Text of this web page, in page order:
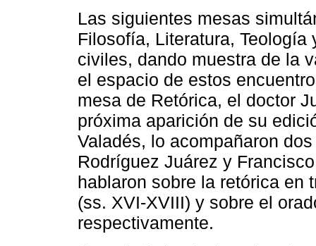
Las siguientes mesas
Filosofía, Literatura,
civiles, dando muestra de la
el espacio de estos
mesa de Retórica, el doctor
próxima aparición de su
Valadés, lo acompañaron
Rodríguez Juárez y
hablaron sobre la retórica en
(ss. XVI-XVIII) y sobre el
respectivamente.